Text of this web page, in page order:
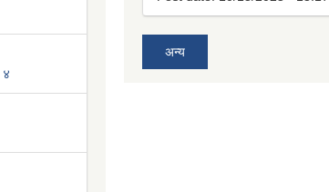
४
अन्य